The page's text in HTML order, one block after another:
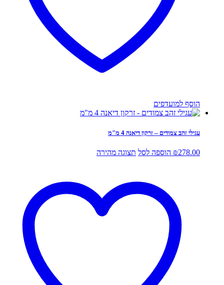
הוסף למועדפים
עגילי זהב צמודים – זרקון דיאנה 4 מ"מ
₪278.00 הוספה לסל תצוגה מהירה